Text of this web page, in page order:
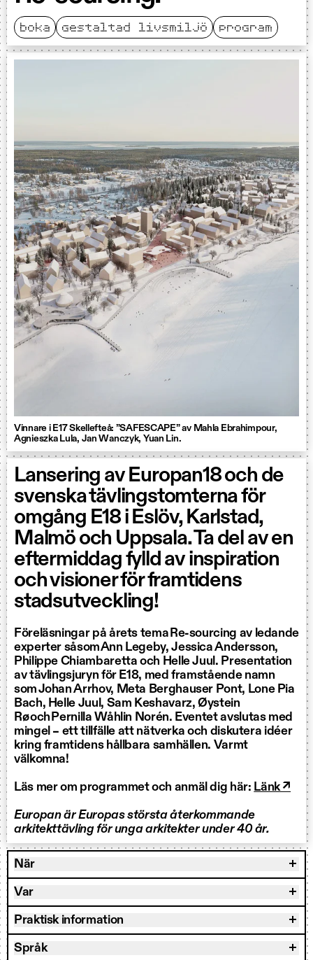
boka gestaltad livsmiljö program
Vinnare i E17 Skellefteå: ”SAFESCAPE” av Mahla Ebrahimpour,
Agnieszka Lula, Jan Wanczyk, Yuan Lin.
Lansering av Europan18 och de
svenska tävlingstomterna för
omgång E18 i Eslöv, Karlstad,
Malmö och Uppsala. Ta del av en
eftermiddag fylld av inspiration
och visioner för framtidens
stadsutveckling!
Föreläsningar på årets tema Re-sourcing av ledande
experter såsom Ann Legeby, Jessica Andersson,
Philippe Chiambaretta och Helle Juul. Presentation
av tävlingsjuryn för E18, med framstående namn
som Johan Arrhov, Meta Berghauser Pont, Lone Pia
Bach, Helle Juul, Sam Keshavarz, Øystein
Rø och Pernilla Wåhlin Norén. Eventet avslutas med
mingel – ett tillfälle att nätverka och diskutera idéer
kring framtidens hållbara samhällen. Varmt
välkomna!
Läs mer om programmet och anmäl dig här: Länk ↗
Europan är Europas största återkommande
arkitekttävling för unga arkitekter under 40 år.
När
Var
Praktisk information
Språk